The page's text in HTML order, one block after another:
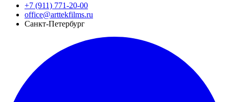
+7 (911) 771-20-00
office@arttekfilms.ru
Санкт-Петербург